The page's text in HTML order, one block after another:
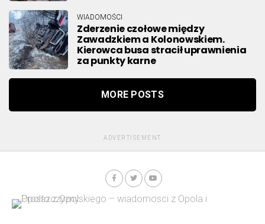
WIADOMOŚCI
Zderzenie czołowe między
Zawadzkiem a Kolonowskiem.
Kierowca busa stracił uprawnienia
za punkty karne
MORE POSTS
ADVERTISEMENT